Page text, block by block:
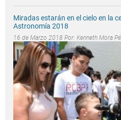
Miradas estarán en el cielo en la
Astronomía 2018
16 de Marzo 2018 Por: Kenneth Mora